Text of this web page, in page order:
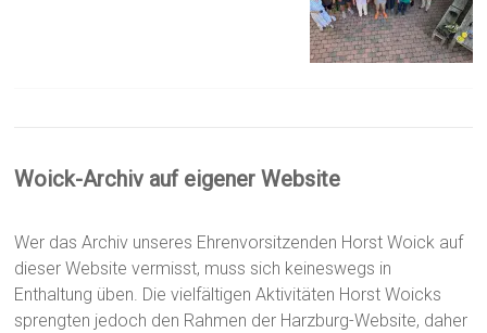
Woick-Archiv auf eigener Website
Wer das Archiv unseres Ehrenvorsitzenden Horst Woick auf
dieser Website vermisst, muss sich keineswegs in
Enthaltung üben. Die vielfältigen Aktivitäten Horst Woicks
sprengten jedoch den Rahmen der Harzburg-Website, daher